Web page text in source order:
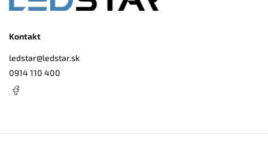
Kontakt
ledstar@ledstar.sk
0914 110 400